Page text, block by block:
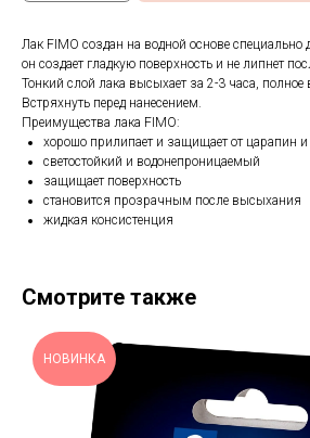
Лак FIMO создан на водной основе
он создает гладкую поверхность и не липнет
Тонкий слой лака высыхает за 2-3 часа,
Встряхнуть перед нанесением.
Преимущества лака FIMO:
хорошо прилипает и защищает от царапин и
светостойкий и водонепроницаемый
защищает поверхность
становится прозрачным после высыхания
жидкая консистенция
Смотрите также
НОВИНКА